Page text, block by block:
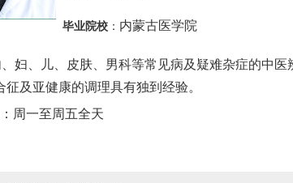
毕业院校 ： 内蒙古医学院
妇、儿、皮肤、男科等常见病及疑难杂症的中
征及亚健康的调理具有独到经验。
周一至周五全天